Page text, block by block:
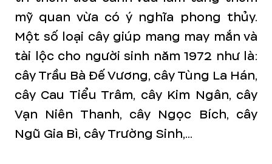
mỹ quan vừa có ý nghĩa phong thủy.
Một số loại cây giúp mang may mắn và
tài lộc cho người sinh năm 1972 như là:
cây Trầu Bà Đế Vương, cây Tùng La Hán,
cây Cau Tiểu Trâm, cây Kim Ngân, cây
Vạn Niên Thanh, cây Ngọc Bích, cây
Ngũ Gia Bì, cây Trường Sinh,...